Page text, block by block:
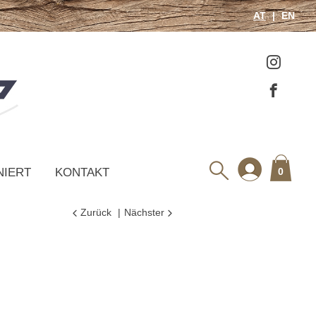
AT EN
KONTAKT 0
Zurück Nächster